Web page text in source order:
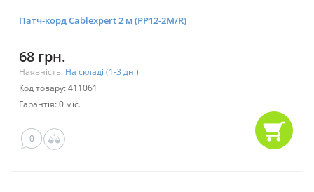
Патч-корд Cablexpert 2 м (PP12-2M/R)
68 грн.
Наявність: На складі (1-3 дні)
Код товару: 411061
Гарантія: 0 міс.
0